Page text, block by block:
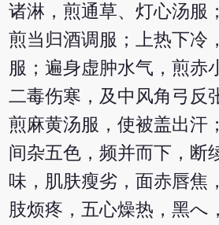
诸淋，煎通草、灯心汤服
煎当归酒调服；上热下冷
服；遍身虚肿水气，煎赤
二毒伤寒，及中风角弓反
煎麻黄汤服，使被盖出汗
间杂五色，频并而下，断
味，肌肤瘦劣，面赤唇焦
肢烦疼，五心燥热，黑へ